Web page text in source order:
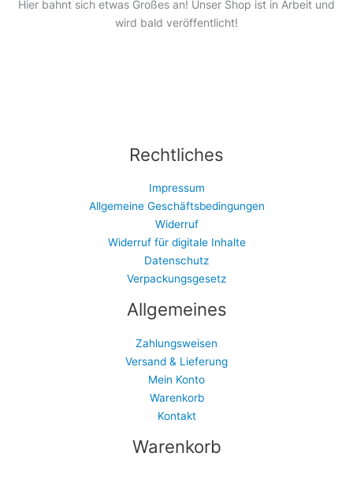
Hier bahnt sich etwas Großes an! Unser Shop ist in Arbeit und
wird bald veröffentlicht!
Rechtliches
Impressum
Allgemeine Geschäftsbedingungen
Widerruf
Widerruf für digitale Inhalte
Datenschutz
Verpackungsgesetz
Allgemeines
Zahlungsweisen
Versand & Lieferung
Mein Konto
Warenkorb
Kontakt
Warenkorb